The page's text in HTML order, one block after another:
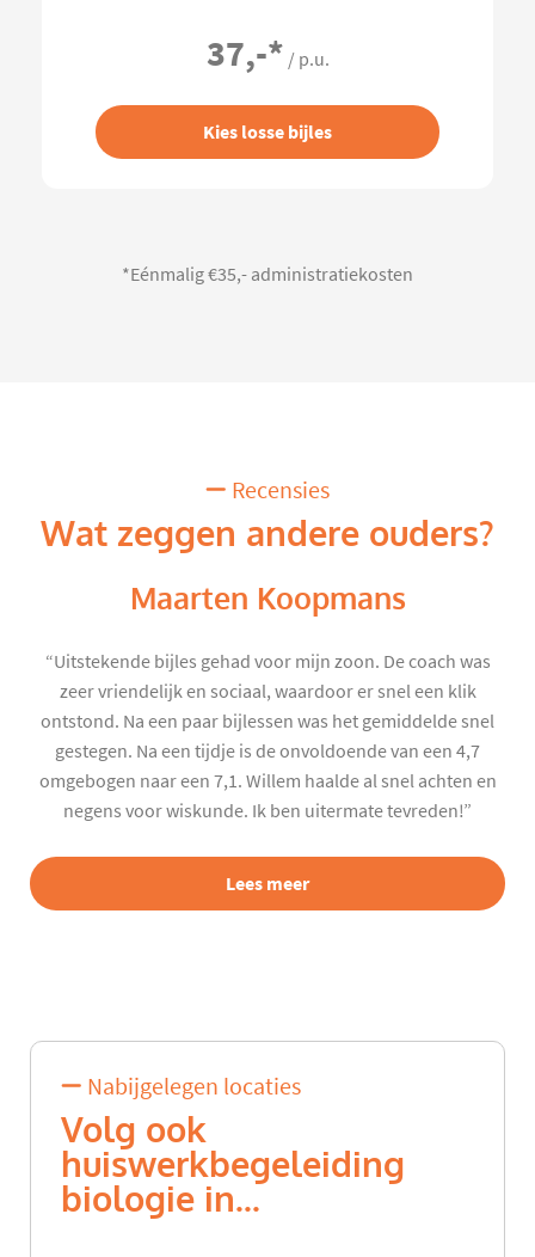
37,-* / p.u.
Kies losse bijles
*Eénmalig €35,- administratiekosten
Recensies
Wat zeggen andere ouders?
Maarten Koopmans
“Uitstekende bijles gehad voor mijn zoon. De coach was
zeer vriendelijk en sociaal, waardoor er snel een klik
ontstond. Na een paar bijlessen was het gemiddelde snel
gestegen. Na een tijdje is de onvoldoende van een 4,7
omgebogen naar een 7,1. Willem haalde al snel achten en
negens voor wiskunde. Ik ben uitermate tevreden!”
Lees meer
Nabijgelegen locaties
Volg ook
huiswerkbegeleiding
biologie in...